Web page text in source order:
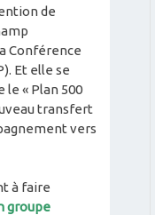
de
Conférence
Et elle se
le « Plan 500
transfert
vers
à faire
groupe